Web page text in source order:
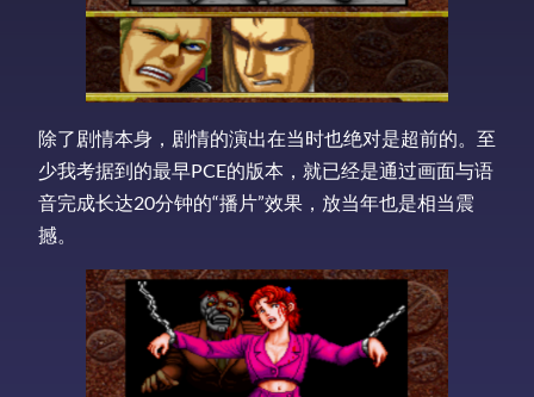
除了剧情本身，剧情的演出在当时也绝对是超前的。至
少我考据到的最早PCE的版本，就已经是通过画面与语
音完成长达20分钟的“播片”效果，放当年也是相当震
撼。